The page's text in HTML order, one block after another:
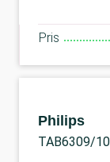
Pris
Philips
TAB6309/10